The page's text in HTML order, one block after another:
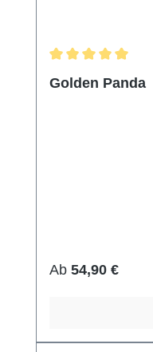
Golden Panda
Regulärer Preis:
Ab 54,90 €